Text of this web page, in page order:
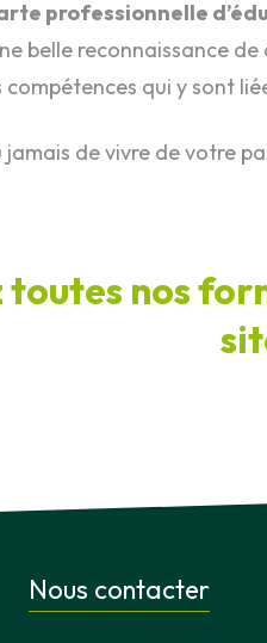
professionnelle
belle reconnaissance
qui y sont
jamais de vivre de votre
toutes nos
Nous contacter